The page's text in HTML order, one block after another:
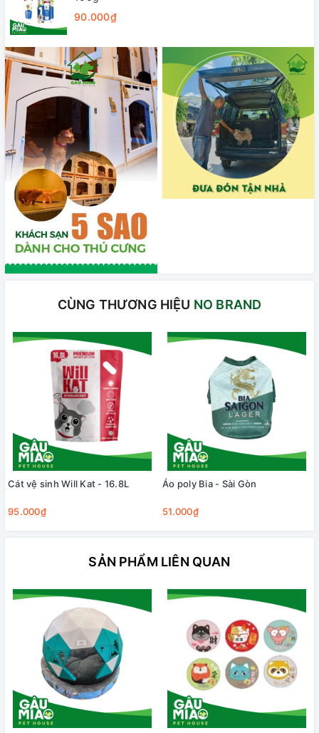
90.000₫
CÙNG THƯƠNG HIỆU NO BRAND
Cát vệ sinh Will Kat - 16.8L
95.000₫
Áo poly Bia - Sài Gòn
51.000₫
SẢN PHẨM LIÊN QUAN